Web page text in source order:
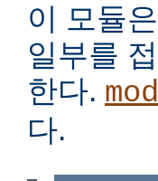
이 모듈
일부를
한다.
다.